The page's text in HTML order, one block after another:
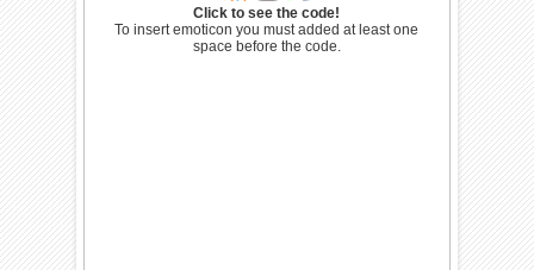
Click to see the code!
To insert emoticon you must added at least one
space before the code.